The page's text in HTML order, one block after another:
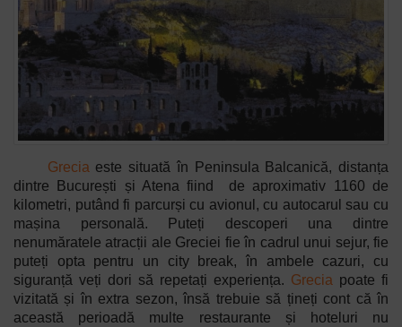
Greciaeste situată în Peninsula Balcanică, distanța
dintre București și Atena fiind de aproximativ 1160 de
kilometri, putând fi parcurși cu avionul, cu autocarul sau cu
mașina personală. Puteți descoperi una dintre
nenumăratele atracții ale Greciei fie în cadrul unui sejur, fie
puteți opta pentru un city break, în ambele cazuri, cu
siguranță veți dori să repetați experiența. Grecia poate fi
vizitată și în extra sezon, însă trebuie să țineți cont că în
această perioadă multe restaurante și hoteluri nu